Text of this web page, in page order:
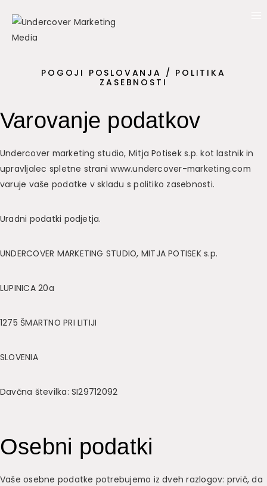
content
POGOJI POSLOVANJA / POLITIKA
ZASEBNOSTI
Varovanje podatkov
Undercover marketing studio, Mitja Potisek s.p. kot lastnik in
upravljalec spletne strani www.undercover-marketing.com
varuje vaše podatke v skladu s politiko zasebnosti.
Uradni podatki podjetja.
UNDERCOVER MARKETING STUDIO, MITJA POTISEK s.p.
LUPINICA 20a
1275 ŠMARTNO PRI LITIJI
SLOVENIA
Davčna številka: SI29712092
Osebni podatki
Vaše osebne podatke potrebujemo iz dveh razlogov: prvič, da